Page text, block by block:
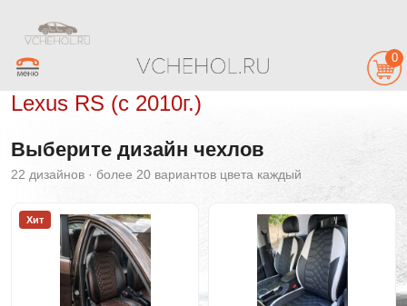
0
Lexus RS (c 2010г.)
Выберите дизайн чехлов
22 дизайнов · более 20 вариантов цвета каждый
Хит